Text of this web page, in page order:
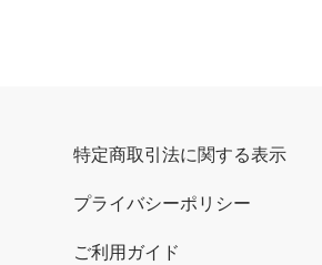
特定商取引法に関する表示
プライバシーポリシー
ご利用ガイド